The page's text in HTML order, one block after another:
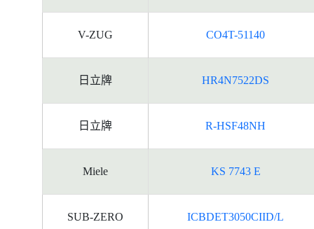
V-ZUG CO4T-51140
日立牌 HR4N7522DS
日立牌 R-HSF48NH
Miele KS 7743 E
SUB-ZERO ICBDET3050CIID/L